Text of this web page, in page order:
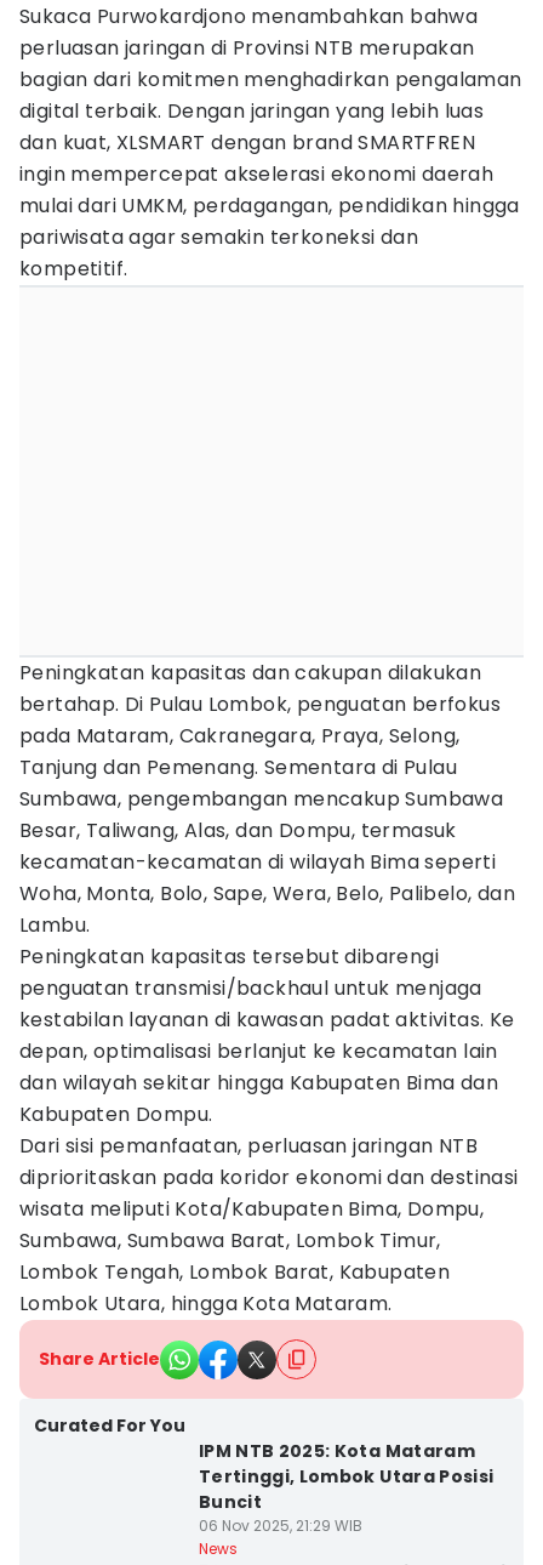
Sukaca Purwokardjono menambahkan bahwa
perluasan jaringan di Provinsi NTB merupakan
bagian dari komitmen menghadirkan pengalaman
digital terbaik. Dengan jaringan yang lebih luas
dan kuat, XLSMART dengan brand SMARTFREN
ingin mempercepat akselerasi ekonomi daerah
mulai dari UMKM, perdagangan, pendidikan hingga
pariwisata agar semakin terkoneksi dan
kompetitif.
Peningkatan kapasitas dan cakupan dilakukan
bertahap. Di Pulau Lombok, penguatan berfokus
pada Mataram, Cakranegara, Praya, Selong,
Tanjung dan Pemenang. Sementara di Pulau
Sumbawa, pengembangan mencakup Sumbawa
Besar, Taliwang, Alas, dan Dompu, termasuk
kecamatan-kecamatan di wilayah Bima seperti
Woha, Monta, Bolo, Sape, Wera, Belo, Palibelo, dan
Lambu.
Peningkatan kapasitas tersebut dibarengi
penguatan transmisi/backhaul untuk menjaga
kestabilan layanan di kawasan padat aktivitas. Ke
depan, optimalisasi berlanjut ke kecamatan lain
dan wilayah sekitar hingga Kabupaten Bima dan
Kabupaten Dompu.
Dari sisi pemanfaatan, perluasan jaringan NTB
diprioritaskan pada koridor ekonomi dan destinasi
wisata meliputi Kota/Kabupaten Bima, Dompu,
Sumbawa, Sumbawa Barat, Lombok Timur,
Lombok Tengah, Lombok Barat, Kabupaten
Lombok Utara, hingga Kota Mataram.
Share Article
Curated For You
IPM NTB 2025: Kota Mataram
Tertinggi, Lombok Utara Posisi
Buncit
06 Nov 2025, 21:29 WIB
News